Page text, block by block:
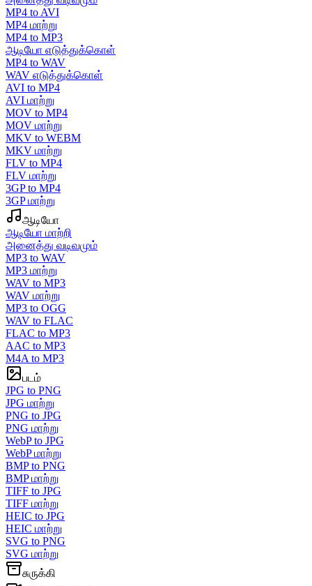
MP4 to AVI
MP4 மாற்று
MP4 to MP3
ஆடியோ எடுத்துக்கொள்
MP4 to WAV
WAV எடுத்துக்கொள்
AVI to MP4
AVI மாற்று
MOV to MP4
MOV மாற்று
MKV to WEBM
MKV மாற்று
FLV to MP4
FLV மாற்று
3GP to MP4
3GP மாற்று
ஆடியோ
ஆடியோ மாற்றி
அனைத்து வடிவமும்
MP3 to WAV
MP3 மாற்று
WAV to MP3
WAV மாற்று
MP3 to OGG
WAV to FLAC
FLAC to MP3
AAC to MP3
M4A to MP3
படம்
JPG to PNG
JPG மாற்று
PNG to JPG
PNG மாற்று
WebP to JPG
WebP மாற்று
BMP to PNG
BMP மாற்று
TIFF to JPG
TIFF மாற்று
HEIC to JPG
HEIC மாற்று
SVG to PNG
SVG மாற்று
சுருக்கி